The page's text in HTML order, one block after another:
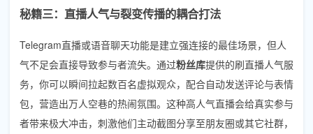
秘籍三：直播人气与裂变传播的耦合打法
Telegram直播或语音聊天功能是建立强连接的最佳场景，但人
气不足会直接导致参与者流失。通过粉丝库提供的刷直播人气服
务，你可以瞬间拉起数百名虚拟观众，配合自动发送评论与表情
包，营造出万人空巷的热闹氛围。这种高人气直播会给真实参与
者带来极大冲击，刺激他们主动截图分享至朋友圈或其它社群，